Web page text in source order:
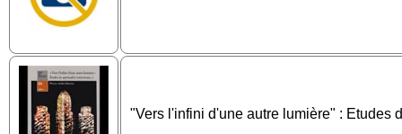
"Vers l'infini d'une autre lumière" : Etudes